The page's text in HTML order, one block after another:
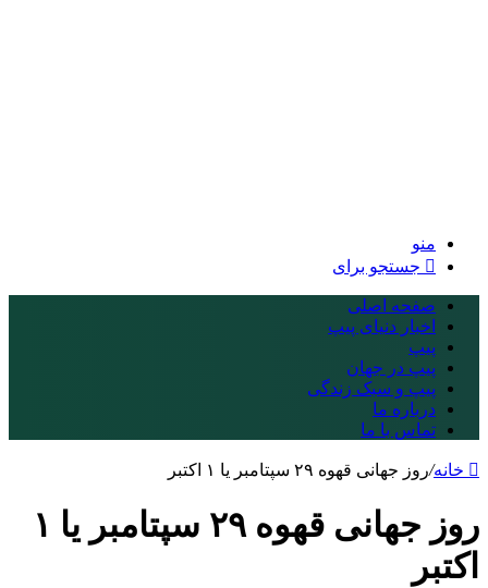
منو
جستجو برای
صفحه اصلی
اخبار دنیای پیپ
پیپ
پیپ در جهان
پیپ و سبک زندگی
درباره ما
تماس با ما
خانه/روز جهانی قهوه ۲۹ سپتامبر یا ۱ اکتبر
روز جهانی قهوه ۲۹ سپتامبر یا ۱
اکتبر